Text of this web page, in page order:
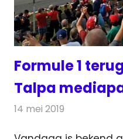
Formule 1
Talpa
14 mei 2019